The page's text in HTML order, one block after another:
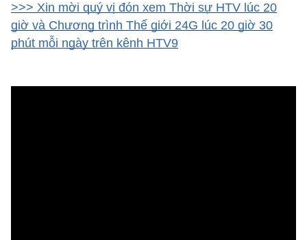
>>> Xin mời quý vị đón xem Thời sự HTV lúc 20
giờ và Chương trình Thế giới 24G lúc 20 giờ 30
phút mỗi ngày trên kênh HTV9